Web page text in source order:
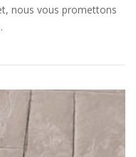
nous vous promettons